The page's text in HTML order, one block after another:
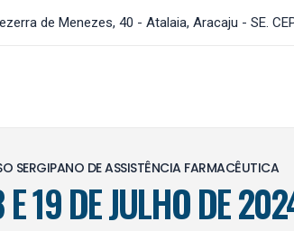
de Menezes, 40 - Atalaia, Aracaju - SE.
SERGIPANO DE ASSISTÊNCIA FARMACÊUTICA
19 DE JULHO DE